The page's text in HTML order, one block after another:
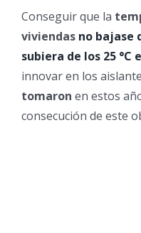
Conseguir que la
viviendas no bajase
subiera de los 25 °C
innovar en los
tomaron en estos
consecución de este